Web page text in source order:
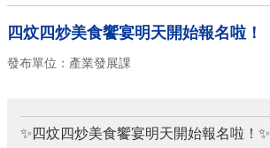
四炆四炒美食饗宴明天開始報名啦！
發布單位：產業發展課
✨四炆四炒美食饗宴明天開始報名啦！✨